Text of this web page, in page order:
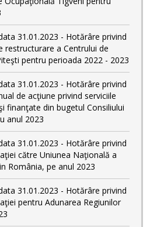
31.01.2023 - Hotărâre privind
restructurare a Centrului de
pentru perioada 2022 - 2023
31.01.2023 - Hotărâre privind
de acţiune privind serviciile
finanţate din bugetul Consiliului
anul 2023
31.01.2023 - Hotărâre privind
către Uniunea Naţională a
România, pe anul 2023
31.01.2023 - Hotărâre privind
pentru Adunarea Regiunilor